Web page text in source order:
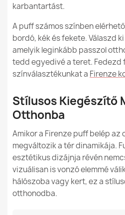
karbantartást.
A puff számos színben
bordó, kék és fekete. Válaszd
amelyik leginkább passzol
tedd egyedivé a teret. Fedezd
színválasztékunkat a Firenze
Stílusos Kiegészítő
Otthonba
Amikor a Firenze puff belép
megváltozik a tér dinamikája.
esztétikus dizájnja révén
vizuálisan is vonzó elemmé
hálószoba vagy kert, ez a
otthonodba.